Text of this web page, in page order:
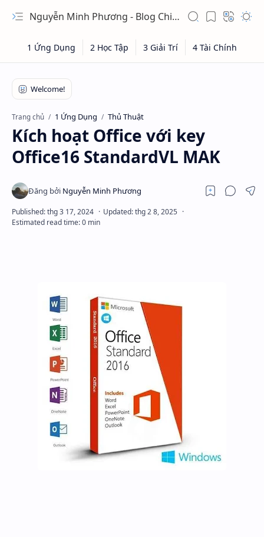
Nguyễn Minh Phương - Blog Chia sẻ Kiến thức Chứng khoán & Tài liệu Toán học
Hidden Menu
Trang chủ 1 Ứng Dụng Thủ Thuật
Kích hoạt Office với key
Office16 StandardVL MAK​